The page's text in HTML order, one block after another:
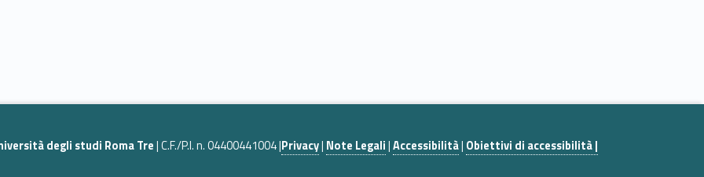
degli studi Roma Tre| C.F./P.I. n. 04400441004 |Privacy| Note Legali|Accessibilità| Obiettivi di accessibilità |